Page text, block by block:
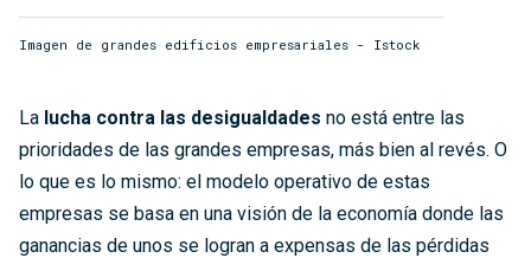
Imagen de grandes edificios empresariales - Istock
La lucha contra las desigualdades no está entre las
prioridades de las grandes empresas, más bien al revés. O
lo que es lo mismo: el modelo operativo de estas
empresas se basa en una visión de la economía donde las
ganancias de unos se logran a expensas de las pérdidas